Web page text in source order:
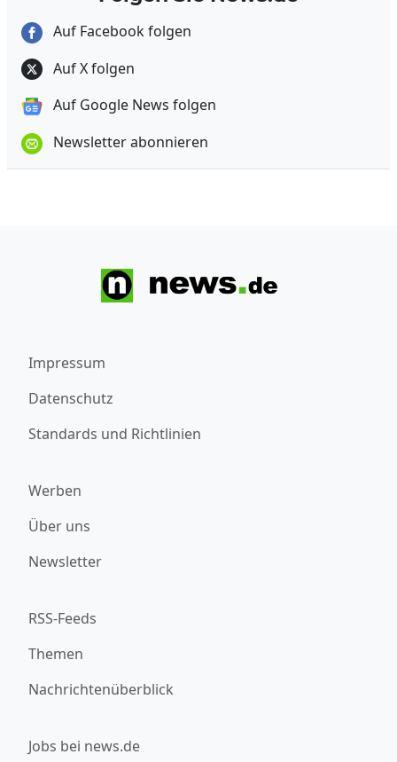
Auf Facebook folgen
Auf X folgen
Auf Google News folgen
Newsletter abonnieren
Impressum
Datenschutz
Standards und Richtlinien
Werben
Über uns
Newsletter
RSS-Feeds
Themen
Nachrichtenüberblick
Jobs bei news.de